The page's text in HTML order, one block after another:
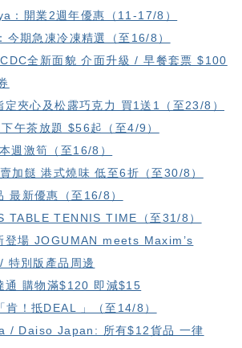
：開業2週年優惠（11-17/8）
今期急凍冷凍精選（至16/8）
全新面貌 介面升級 / 早餐套票 $100
定夾心及松露巧克力 買1送1（至23/8）
午茶放題 $56起（至4/9）
週激筍（至16/8）
加餸 港式燒味 低至6折（至30/8）
最新優惠（至16/8）
TABLE TENNIS TIME（至31/8）
登場 JOGUMAN meets Maxim’s
特別版產品周邊
通 購物滿$120 即減$15
肯！抵DEAL 」（至14/8）
/ Daiso Japan: 所有$12貨品 一律